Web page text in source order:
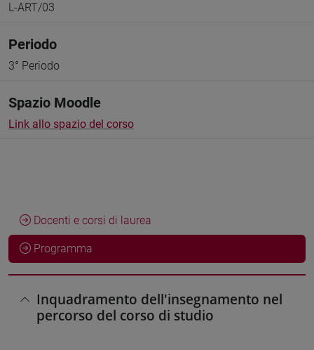
L-ART/03
Periodo
3° Periodo
Spazio Moodle
Link allo spazio del corso
Docenti e corsi di laurea
Programma
Inquadramento dell'insegnamento nel
percorso del corso di studio